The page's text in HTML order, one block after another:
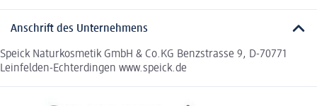
Anschrift des Unternehmens
Speick Naturkosmetik GmbH & Co.KG Benzstrasse 9, D-70771
Leinfelden-Echterdingen www.speick.de